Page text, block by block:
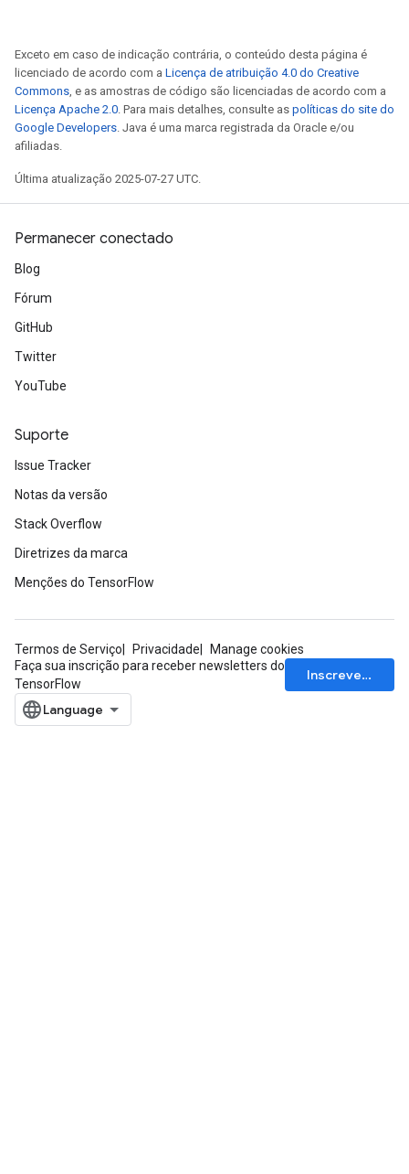
Exceto em caso de indicação contrária, o conteúdo desta página é
licenciado de acordo com a Licença de atribuição 4.0 do Creative
Commons, e as amostras de código são licenciadas de acordo com a
Licença Apache 2.0. Para mais detalhes, consulte as políticas do site do
Google Developers. Java é uma marca registrada da Oracle e/ou
afiliadas.
Última atualização 2025-07-27 UTC.
Permanecer conectado
Blog
Fórum
GitHub
Twitter
YouTube
Suporte
Issue Tracker
Notas da versão
Stack Overflow
Diretrizes da marca
Menções do TensorFlow
Termos de Serviço Privacidade
Manage cookies
Faça sua inscrição para receber newsletters do
TensorFlow
Inscrever-se